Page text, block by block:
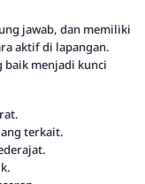
jawab, dan memiliki
aktif di lapangan.
baik menjadi kunci
terkait.